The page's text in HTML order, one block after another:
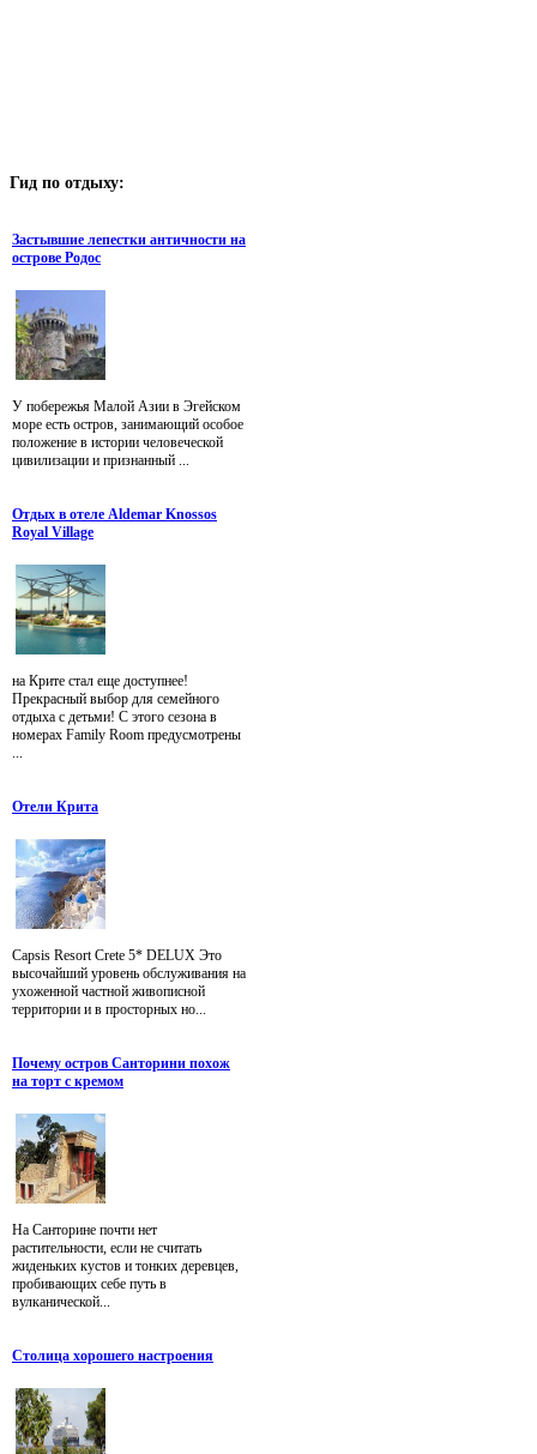
Гид по отдыху:
Застывшие лепестки античности на
острове Родос
У побережья Малой Азии в Эгейском
море есть остров, занимающий особое
положение в истории человеческой
цивилизации и признанный ...
Отдых в отеле Aldemar Knossos
Royal Village
на Крите стал еще доступнее!
Прекрасный выбор для семейного
отдыха с детьми! С этого сезона в
номерах Family Room предусмотрены
...
Отели Крита
Capsis Resort Crete 5* DELUX Это
высочайший уровень обслуживания на
ухоженной частной живописной
территории и в просторных но...
Почему остров Санторини похож
на торт с кремом
На Санторине почти нет
растительности, если не считать
жиденьких кустов и тонких деревцев,
пробивающих себе путь в
вулканической...
Столица хорошего настроения